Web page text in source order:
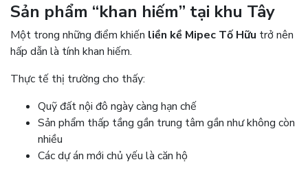
Sản phẩm “khan hiếm” tại khu Tây
Một trong những điểm khiến liền kề Mipec Tố Hữu trở nên
hấp dẫn là tính khan hiếm.
Thực tế thị trường cho thấy:
Quỹ đất nội đô ngày càng hạn chế
Sản phẩm thấp tầng gần trung tâm gần như không còn
nhiều
Các dự án mới chủ yếu là căn hộ